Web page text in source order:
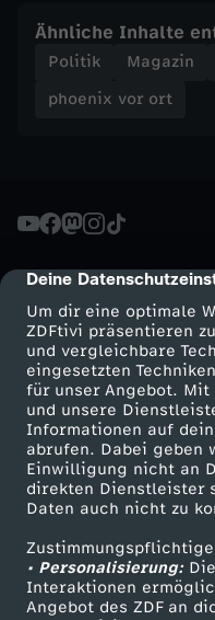
cmp-dialog-
Deine
Um dir eine optimale
ZDFtivi präsentieren
und vergleichbare
eingesetzten
für unser Angebot.
und unsere
Informationen auf
abrufen. Dabei geben
Einwilligung nicht an
direkten Dienstleister
Daten auch nicht zu
• Personalisierung:Die
Interaktionen
Angebot des ZDF an
B
d
e
s
a
g
e
n
t
Ähnliche Inhalte
Politik Magazin
phoenix vor ort
Mehr ZDF
ZDF-Apps
Smart TV
ZDFtext
Livestreams
Sendungen A-Z